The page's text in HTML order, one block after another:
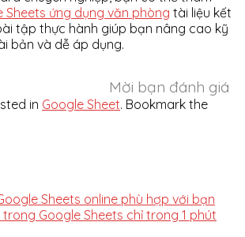
Sheets ứng dụng văn phòng tài liệu kết
tập thực hành giúp bạn nâng cao kỹ
bản và dễ áp dụng.
Mời bạn đánh giá
in Google Sheet. Bookmark the
Sheets online phù hợp với bạn
Google Sheets chỉ trong 1 phút